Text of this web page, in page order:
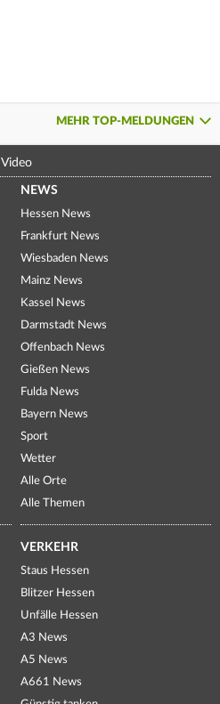
MEHR TOP-MELDUNGEN
Video
NEWS
Hessen News
Frankfurt News
Wiesbaden News
Mainz News
Kassel News
Darmstadt News
Offenbach News
Gießen News
Fulda News
Bayern News
Sport
Wetter
Alle Orte
Alle Themen
VERKEHR
Staus Hessen
Blitzer Hessen
Unfälle Hessen
A3 News
A5 News
A661 News